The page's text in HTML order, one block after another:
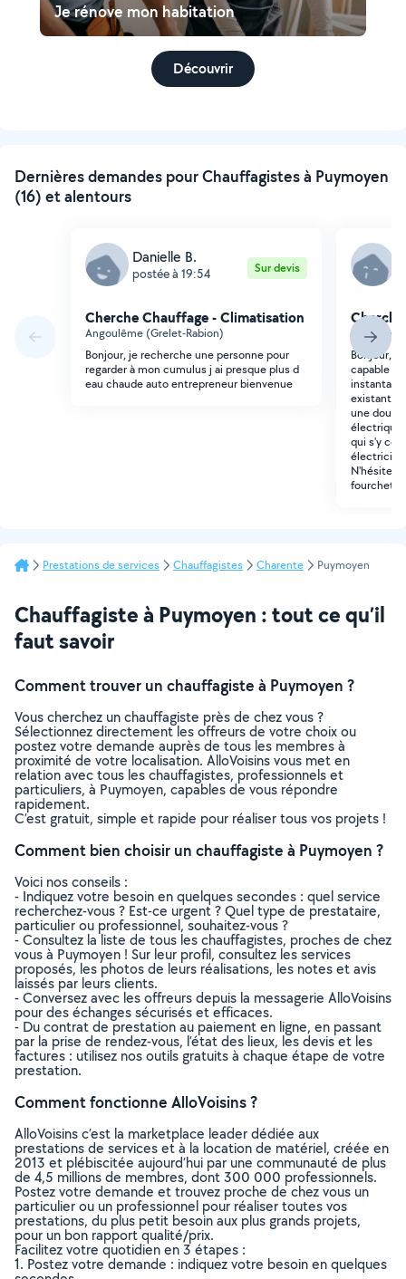
Je rénove mon habitation
Découvrir
Dernières demandes pour Chauffagistes à Puymoyen
(16) et alentours
Danielle B.
postée à 19:54 Sur devis
Cherche Chauffage - Climatisation
Angoulême (Grelet-Rabion)
Bonjour, je recherche une personne pour
regarder à mon cumulus j ai presque plus d
eau chaude auto entrepreneur bienvenue
Bonjour,
capable
existant
une
électrique
qui s'y
électricité,
N'hésitez
Prestations de services Chauffagistes Charente Puymoyen
Chauffagiste à Puymoyen : tout ce qu’il
faut savoir
Comment trouver un chauffagiste à Puymoyen ?
Vous cherchez un chauffagiste près de chez vous ?
Sélectionnez directement les offreurs de votre choix ou
postez votre demande auprès de tous les membres à
proximité de votre localisation. AlloVoisins vous met en
relation avec tous les chauffagistes, professionnels et
particuliers, à Puymoyen, capables de vous répondre
rapidement.
C’est gratuit, simple et rapide pour réaliser tous vos projets !
Comment bien choisir un chauffagiste à Puymoyen ?
Voici nos conseils :
- Indiquez votre besoin en quelques secondes : quel service
recherchez-vous ? Est-ce urgent ? Quel type de prestataire,
particulier ou professionnel, souhaitez-vous ?
- Consultez la liste de tous les chauffagistes, proches de chez
vous à Puymoyen ! Sur leur profil, consultez les services
proposés, les photos de leurs réalisations, les notes et avis
laissés par leurs clients.
- Conversez avec les offreurs depuis la messagerie AlloVoisins
pour des échanges sécurisés et efficaces.
- Du contrat de prestation au paiement en ligne, en passant
par la prise de rendez-vous, l’état des lieux, les devis et les
factures : utilisez nos outils gratuits à chaque étape de votre
prestation.
Comment fonctionne AlloVoisins ?
AlloVoisins c’est la marketplace leader dédiée aux
prestations de services et à la location de matériel, créée en
2013 et plébiscitée aujourd’hui par une communauté de plus
de 4,5 millions de membres, dont 300 000 professionnels.
Postez votre demande et trouvez proche de chez vous un
particulier ou un professionnel pour réaliser toutes vos
prestations, du plus petit besoin aux plus grands projets,
pour un bon rapport qualité/prix.
Facilitez votre quotidien en 3 étapes :
1. Postez votre demande : indiquez votre besoin en quelques